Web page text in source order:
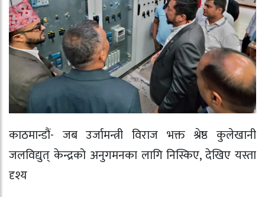
काठमान्डौं- जब उर्जामन्त्री विराज भक्त श्रेष्ठ कुलेखानी
जलविद्युत् केन्द्रको अनुगमनका लागि निस्किए, देखिए यस्ता
दृश्य